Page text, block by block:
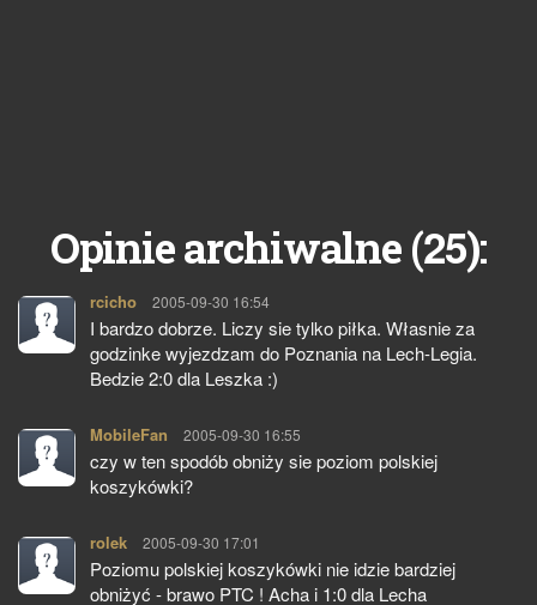
Opinie archiwalne (25):
rcicho pisze:
2005-09-30 16:54
I bardzo dobrze. Liczy sie tylko piłka. Własnie za
godzinke wyjezdzam do Poznania na Lech-Legia.
Bedzie 2:0 dla Leszka :)
MobileFan pisze:
2005-09-30 16:55
czy w ten spodób obniży sie poziom polskiej
koszykówki?
rolek pisze:
2005-09-30 17:01
Poziomu polskiej koszykówki nie idzie bardziej
obniżyć - brawo PTC ! Acha i 1:0 dla Lecha